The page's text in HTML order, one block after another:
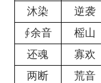
沐染
逆袭
∮余音
榣山
还魂
寡欢
两断
荒音